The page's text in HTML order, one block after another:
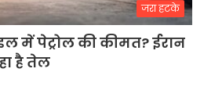
जरा हटके
में पेट्रोल की कीमत? ईरान
है तेल